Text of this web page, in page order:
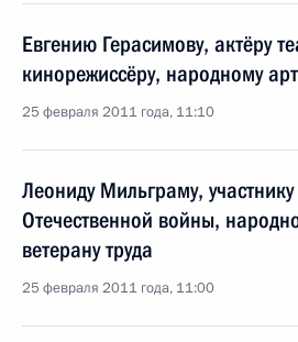
Евгению Герасимову, актёру
кинорежиссёру, народному
25 февраля 2011 года, 11:10
Леониду Мильграму,
Отечественной войны,
ветерану труда
25 февраля 2011 года, 11:00